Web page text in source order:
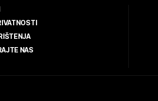
NAS